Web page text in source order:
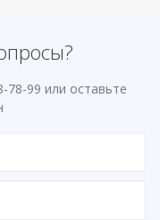
78-99 или оставьте